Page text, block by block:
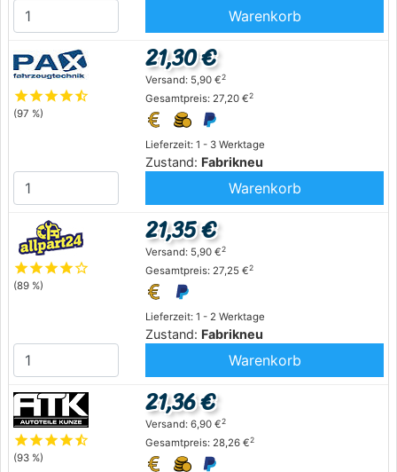
Warenkorb
starstarstarstarstar_half
(97 %)
Lieferzeit: 1 - 3 Werktage
Zustand: Fabrikneu
21,30 €
Versand: 5,90 €2
Gesamtpreis: 27,20 €2
Warenkorb
starstarstarstarstar_outline
(89 %)
Lieferzeit: 1 - 2 Werktage
Zustand: Fabrikneu
21,35 €
Versand: 5,90 €2
Gesamtpreis: 27,25 €2
Warenkorb
starstarstarstarstar_half
(93 %)
21,36 €
Versand: 6,90 €2
Gesamtpreis: 28,26 €2